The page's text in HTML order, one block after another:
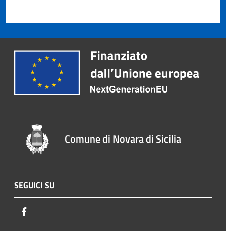
Comune di Novara di Sicilia
SEGUICI SU